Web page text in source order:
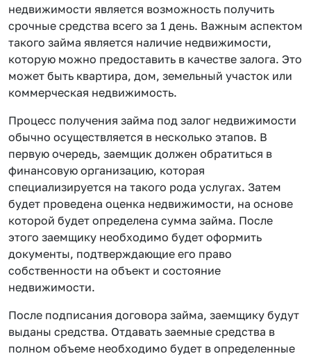
недвижимости является возможность получить
срочные средства всего за 1 день. Важным аспектом
такого займа является наличие недвижимости,
которую можно предоставить в качестве залога. Это
может быть квартира, дом, земельный участок или
коммерческая недвижимость.
Процесс получения займа под залог недвижимости
обычно осуществляется в несколько этапов. В
первую очередь, заемщик должен обратиться в
финансовую организацию, которая
специализируется на такого рода услугах. Затем
будет проведена оценка недвижимости, на основе
которой будет определена сумма займа. После
этого заемщику необходимо будет оформить
документы, подтверждающие его право
собственности на объект и состояние
недвижимости.
После подписания договора займа, заемщику будут
выданы средства. Отдавать заемные средства в
полном объеме необходимо будет в определенные